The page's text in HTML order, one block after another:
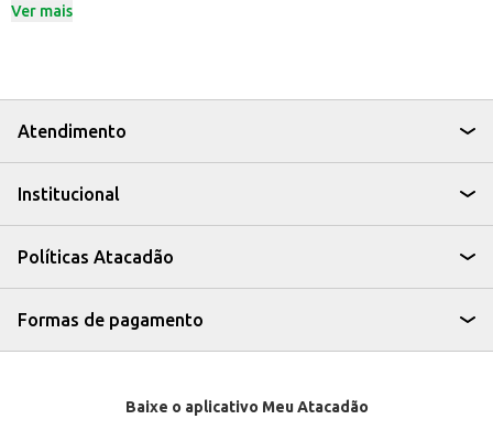
perfume de lavanda. Ideal para uso doméstico, o produto é projetado para
Adequado para lavar roupas brancas e coloridas.
Pode ser usado em máquinas de lavar ou na lavagem manual.
Com o Lava Roupas em Pó Bem-te-vi Lavanda, suas roupas ficam limpas,
Ver mais
Atendimento
Institucional
Políticas Atacadão
Formas de pagamento
Baixe o aplicativo Meu Atacadão